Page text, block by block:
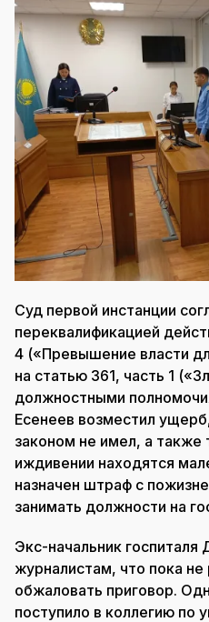
Суд первой инстанции
переквалификацией
4 («Превышение власти
на статью 361, часть 1
должностными
Есенеев возместил
законом не имел, а также
иждивении находятся
назначен штраф с
занимать должности на
Экс-начальник
журналистам, что пока
обжаловать приговор.
поступило в коллегию по